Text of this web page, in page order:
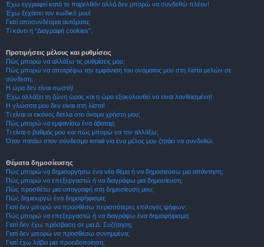
Έχω εγγραφεί κατά το παρελθόν αλλά δεν μπορώ να συνδεθώ πλέον!
Έχω ξεχάσει τον κωδικό μου!
Γιατί αποσυνδέομαι αυτόματα;
Τι κάνει η “Διαγραφή cookies”;
Προτιμήσεις μέλους και ρυθμίσεις
Πώς μπορώ να αλλάξω τις ρυθμίσεις μου;
Πώς μπορώ να αποτρέψω την εμφάνιση του ονόματος μου στη λίστα μελών σε
σύνδεση;
Η ώρα δεν είναι σωστή!
Έχω αλλάξει τη ζώνη ώρας και η ώρα εξακολουθεί να είναι λανθασμένη!
Η γλώσσα μου δεν είναι στη λίστα!
Τι είναι οι εικόνες δίπλα στο όνομα χρήστη μου;
Πώς μπορώ να εμφανίσω ένα άβαταρ;
Τι είναι ο βαθμός μου και πώς μπορώ να τον αλλάξω;
Όταν πατάω στον σύνδεσμο email για ένα μέλος μου ζητάει να συνδεθώ;
Θέματα δημοσίευσης
Πώς μπορώ να δημιουργήσω ένα νέο θέμα ή να δημοσιεύσω μια απάντηση;
Πώς μπορώ να επεξεργαστώ ή να διαγράψω μια δημοσίευση;
Πώς προσθέτω μια υπογραφή στη δημοσίευση μου;
Πώς δημιουργώ ένα δημοψήφισμα;
Γιατί δεν μπορώ να προσθέσω περισσότερες επιλογές ψήφων;
Πώς μπορώ να επεξεργαστώ ή να διαγράψω ένα δημοψήφισμα;
Γιατί δεν έχω πρόσβαση σε μια Δ. Συζήτηση;
Γιατί δεν μπορώ να προσθέσω συνημμένα;
Γιατί έχω λάβει μια προειδοποίηση;